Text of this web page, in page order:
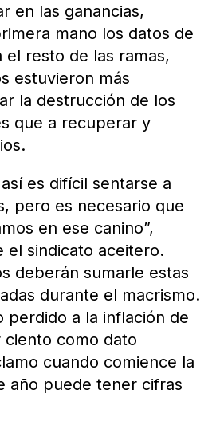
en las ganancias,
mano los datos de
el resto de las ramas,
estuvieron más
la destrucción de los
que a recuperar y
es difícil sentarse a
pero es necesario que
en ese canino”,
el sindicato aceitero.
deberán sumarle estas
durante el macrismo.
perdido a la inflación de
como dato
cuando comience la
año puede tener cifras